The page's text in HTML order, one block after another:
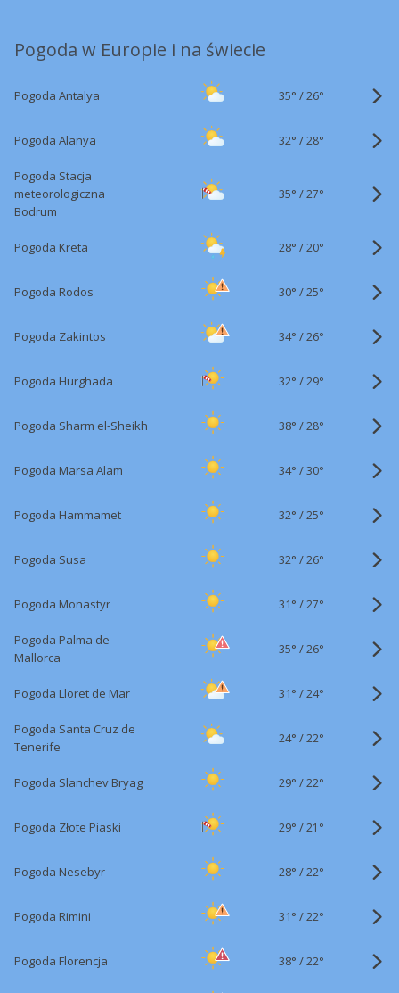
Pogoda w Europie i na świecie
Pogoda Antalya 35° /26°
Pogoda Alanya 32° /28°
Pogoda Stacja
meteorologiczna
Bodrum
35° /27°
Pogoda Kreta 28° /20°
Pogoda Rodos 30° /25°
Pogoda Zakintos 34° /26°
Pogoda Hurghada 32° /29°
Pogoda Sharm el-Sheikh 38° /28°
Pogoda Marsa Alam 34° /30°
Pogoda Hammamet 32° /25°
Pogoda Susa 32° /26°
Pogoda Monastyr 31° /27°
Pogoda Palma de
Mallorca
35° /26°
Pogoda Lloret de Mar 31° /24°
Pogoda Santa Cruz de
Tenerife
24° /22°
Pogoda Slanchev Bryag 29° /22°
Pogoda Złote Piaski 29° /21°
Pogoda Nesebyr 28° /22°
Pogoda Rimini 31° /22°
Pogoda Florencja 38° /22°